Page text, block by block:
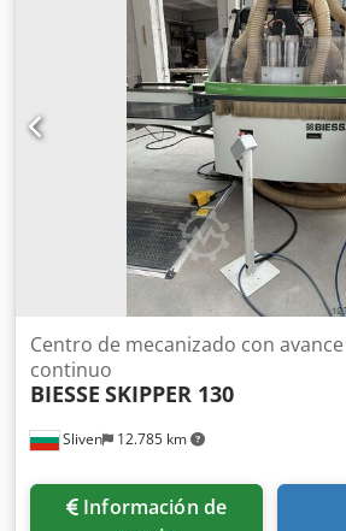
estado de funcionamiento. Las guías
de bolas están en excelente estado,
mesas de entrada y salida son
funcionales. La pinza de transporte
sincronizada y potente. El sistema de
82 husillos. Las fresas superior e
portaherramientas ISO 30. Los
están en buen estado y funcionan a
máquina utiliza la interfaz
electrónica dentro del armario está
Cedjy Sfi Iepfx Ac Djrf
Sliven 12.785 km
Centro de mecanizado con avance
continuo
BIESSE SKIPPER 130
Información de